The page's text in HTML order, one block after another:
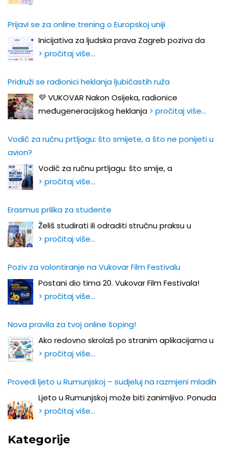
Prijavi se za online trening o Europskoj uniji
Inicijativa za ljudska prava Zagreb poziva da
> pročitaj više…
Pridruži se radionici heklanja ljubičastih ruža
💜 VUKOVAR Nakon Osijeka, radionice
međugeneracijskog heklanja > pročitaj više…
Vodič za ručnu prtljagu: što smijete, a što ne ponijeti u
avion?
Vodič za ručnu prtljagu: što smije, a
> pročitaj više…
Erasmus prilika za studente
Želiš studirati ili odraditi stručnu praksu u
> pročitaj više…
Poziv za volontiranje na Vukovar Film Festivalu
Postani dio tima 20. Vukovar Film Festivala!
> pročitaj više…
Nova pravila za tvoj online šoping!
Ako redovno skrolaš po stranim aplikacijama u
> pročitaj više…
Provedi ljeto u Rumunjskoj – sudjeluj na razmjeni mladih
Ljeto u Rumunjskoj može biti zanimljivo. Ponuda
> pročitaj više…
Kategorije